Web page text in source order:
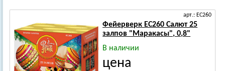
арт.: ЕС260
Фейерверк ЕС260 Салют 25
залпов "Маракасы", 0,8"
В наличии
цена